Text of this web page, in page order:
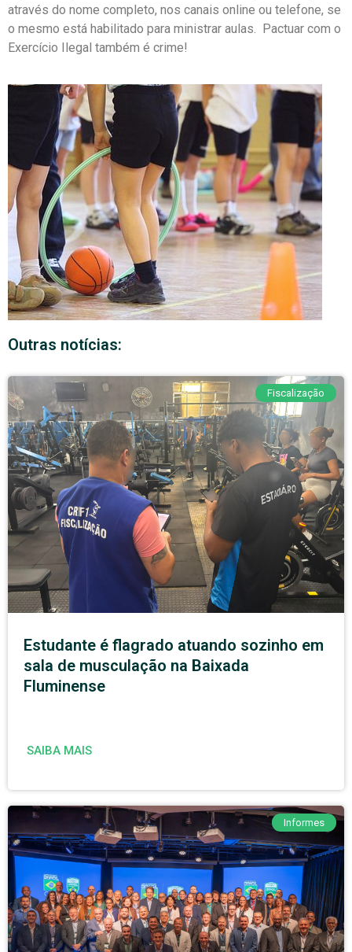
através do nome completo, nos canais online ou telefone, se
o mesmo está habilitado para ministrar aulas. Pactuar com o
Exercício Ilegal também é crime!
Outras notícias:
Fiscalização
Estudante é flagrado atuando sozinho em
sala de musculação na Baixada
Fluminense
SAIBA MAIS
Informes